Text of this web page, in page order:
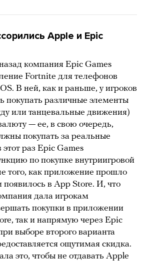
Apple и Epic
компания Epic Games
Fortnite для телефонов
В ней, как и раньше, у игроков
покупать различные элементы
или танцевальные движения)
— ее, в свою очередь,
покупать за реальные
раз Epic Games
по покупке внутриигровой
того, как приложение прошло
появилось в App Store. И, что
дала игрокам
покупки в приложении
так и напрямую через Epic
выборе второго варианта
ощутимая скидка.
это, чтобы не отдавать Apple